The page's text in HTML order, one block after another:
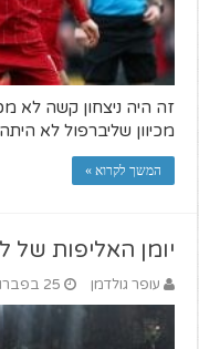
זה היה ניצחון קשה לא
מכיוון שליברפול לא
המשך לקרוא »
יומן האליפות של
עופר גולדמן 25 בפברואר 2020